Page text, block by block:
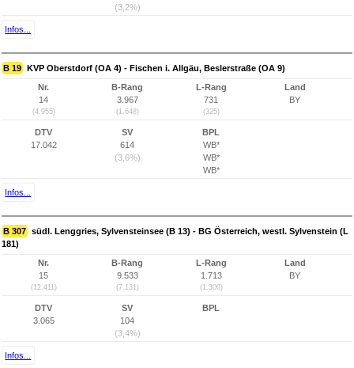
(3,2%)
Infos...
B 19 KVP Oberstdorf (OA 4) - Fischen i. Allgäu, Beslerstraße (OA 9)
Nr.
14
(4.955)
B-Rang
3.967
(1.648)
L-Rang
731
(325)
Land
BY
DTV
17.042
SV
614
(3,6%)
BPL
WB*
WB*
WB*
Infos...
B 307 südl. Lenggries, Sylvensteinsee (B 13) - BG Österreich, westl. Sylvenstein (L
181)
Nr.
15
(12.411)
B-Rang
9.533
(7.131)
L-Rang
1.713
(1.300)
Land
BY
DTV
3.065
SV
104
(3,4%)
BPL
Infos...